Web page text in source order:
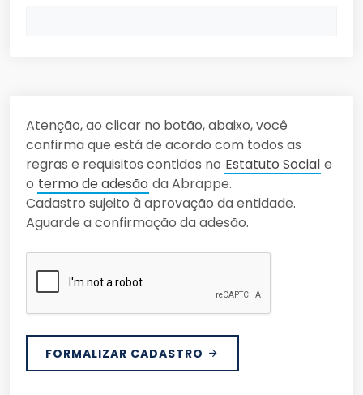
Atenção, ao clicar no botão, abaixo, você
confirma que está de acordo com todos as
regras e requisitos contidos no Estatuto Social e
o termo de adesão da Abrappe.
Cadastro sujeito à aprovação da entidade.
Aguarde a confirmação da adesão.
FORMALIZAR CADASTRO